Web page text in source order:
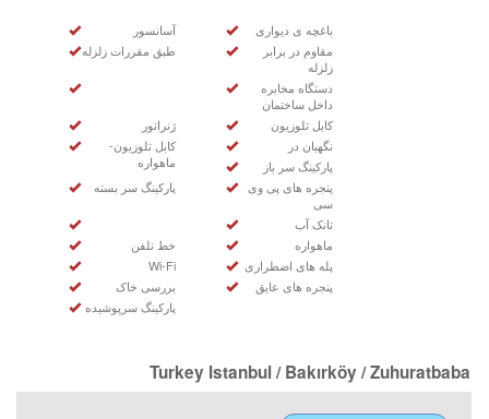
آسانسور
باغچه ی دیواری
طبق مقررات زلزله
مقاوم در برابر
زلزله
دستگاه مخابره
داخل ساختمان
ژنراتور
کابل تلوزیون
کابل تلوزیون-
ماهواره
نگهبان در
پارکینگ سر باز
پارکینگ سر بسته
پنجره های پی وی
سی
تانک آب
خط تلفن
ماهواره
Wi-Fi
پله های اضطراری
بررسی خاک
پنجره های عایق
پارکینگ سرپوشیده
Turkey Istanbul / Bakırköy / Zuhuratbaba